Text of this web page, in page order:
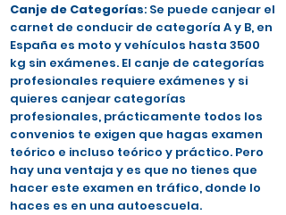
Canje de Categorías: Se puede canjear el
carnet de conducir de categoría A y B, en
España es moto y vehículos hasta 3500
kg sin exámenes. El canje de categorías
profesionales requiere exámenes y si
quieres canjear categorías
profesionales, prácticamente todos los
convenios te exigen que hagas examen
teórico e incluso teórico y práctico. Pero
hay una ventaja y es que no tienes que
hacer este examen en tráfico, donde lo
haces es en una autoescuela.